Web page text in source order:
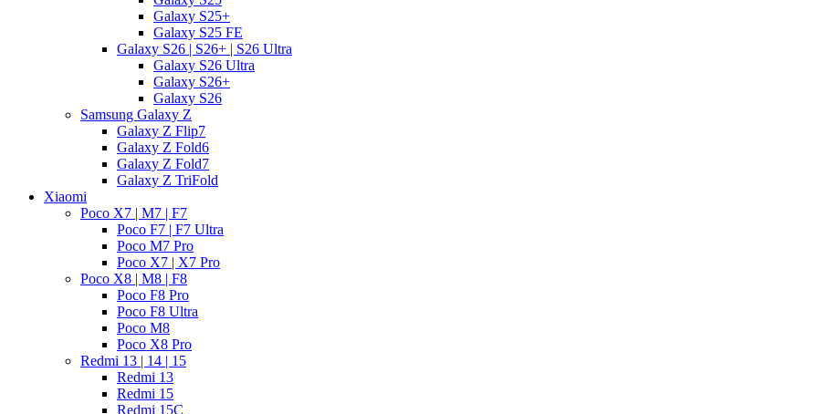
Galaxy S25+
Galaxy S25 FE
Galaxy S26 | S26+ | S26 Ultra
Galaxy S26 Ultra
Galaxy S26+
Galaxy S26
Samsung Galaxy Z
Galaxy Z Flip7
Galaxy Z Fold6
Galaxy Z Fold7
Galaxy Z TriFold
Xiaomi
Poco X7 | M7 | F7
Poco F7 | F7 Ultra
Poco M7 Pro
Poco X7 | X7 Pro
Poco X8 | M8 | F8
Poco F8 Pro
Poco F8 Ultra
Poco M8
Poco X8 Pro
Redmi 13 | 14 | 15
Redmi 13
Redmi 15
Redmi 15C